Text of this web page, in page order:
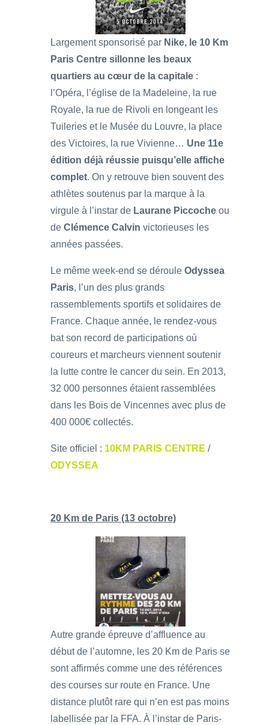
Largement sponsorisé par Nike, le 10 Km
Paris Centre sillonne les beaux
quartiers au cœur de la capitale :
l’Opéra, l’église de la Madeleine, la rue
Royale, la rue de Rivoli en longeant les
Tuileries et le Musée du Louvre, la place
des Victoires, la rue Vivienne… Une 11e
édition déjà réussie puisqu’elle affiche
complet. On y retrouve bien souvent des
athlètes soutenus par la marque à la
virgule à l’instar de Laurane Piccoche ou
de Clémence Calvin victorieuses les
années passées.
Le même week-end se déroule Odyssea
Paris, l’un des plus grands
rassemblements sportifs et solidaires de
France. Chaque année, le rendez-vous
bat son record de participations où
coureurs et marcheurs viennent soutenir
la lutte contre le cancer du sein. En 2013,
32 000 personnes étaient rassemblées
dans les Bois de Vincennes avec plus de
400 000€ collectés.
Site officiel : 10KM PARIS CENTRE /
ODYSSEA
20 Km de Paris (13 octobre)
Autre grande épreuve d’affluence au
début de l’automne, les 20 Km de Paris se
sont affirmés comme une des références
des courses sur route en France. Une
distance plutôt rare qui n’en est pas moins
labellisée par la FFA. À l’instar de Paris-